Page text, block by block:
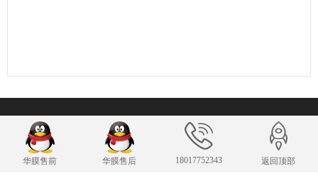
联系我们
华膜售前 华膜售后 18017752343 返回顶部